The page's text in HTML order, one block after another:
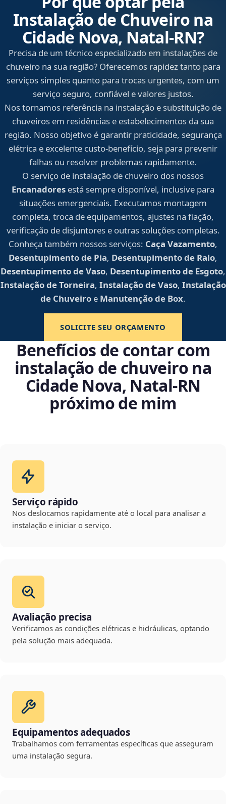
Instalação de Chuveiro na
Cidade Nova, Natal‑RN?
Precisa de um técnico especializado em instalações de
chuveiro na sua região? Oferecemos rapidez tanto para
serviços simples quanto para trocas urgentes, com um
serviço seguro, confiável e valores justos.
Nos tornamos referência na instalação e substituição de
chuveiros em residências e estabelecimentos da sua
região. Nosso objetivo é garantir praticidade, segurança
elétrica e excelente custo-benefício, seja para prevenir
falhas ou resolver problemas rapidamente.
O serviço de instalação de chuveiro dos nossos
Encanadores está sempre disponível, inclusive para
situações emergenciais. Executamos montagem
completa, troca de equipamentos, ajustes na fiação,
verificação de disjuntores e outras soluções completas.
Conheça também nossos serviços: Caça Vazamento,
Desentupimento de Pia, Desentupimento de Ralo,
Desentupimento de Vaso, Desentupimento de Esgoto,
Instalação de Torneira, Instalação de Vaso, Instalação
de Chuveiro e Manutenção de Box.
SOLICITE SEU ORÇAMENTO
Benefícios de contar com
instalação de chuveiro na
Cidade Nova, Natal‑RN
próximo de mim
Serviço rápido
Nos deslocamos rapidamente até o local para analisar a
instalação e iniciar o serviço.
Avaliação precisa
Verificamos as condições elétricas e hidráulicas, optando
pela solução mais adequada.
Equipamentos adequados
Trabalhamos com ferramentas específicas que asseguram
uma instalação segura.